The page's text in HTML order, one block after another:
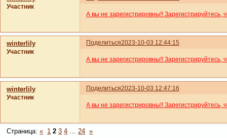
Участник
А вы не зарегистрировны!! Зарегистрируйтесь,
Поделиться2023-10-03 12:44:15
winterlily
Участник
А вы не зарегистрировны!! Зарегистрируйтесь,
Поделиться2023-10-03 12:47:16
winterlily
Участник
А вы не зарегистрировны!! Зарегистрируйтесь,
Страница:« 1 2 3 4 24 »